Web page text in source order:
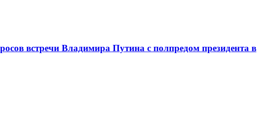
встречи Владимира Путина с полпредом президента в